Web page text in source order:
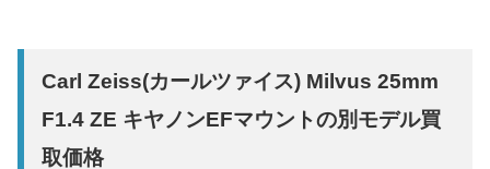
Carl Zeiss(カールツァイス) Milvus 25mm
F1.4 ZE キヤノンEFマウントの別モデル買
取価格